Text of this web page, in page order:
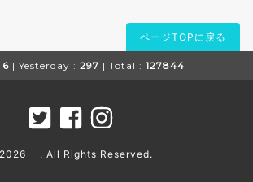
ページTOPに戻る
6 | Yesterday : 297 | Total : 127844
. All Rights Reserved.